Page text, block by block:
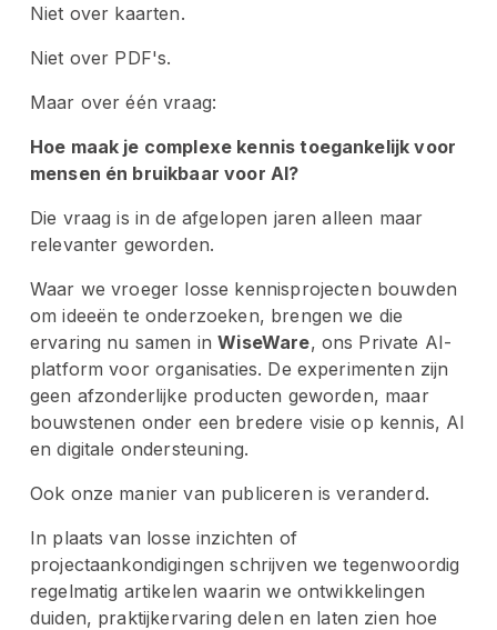
Niet over kaarten.
Niet over PDF's.
Maar over één vraag:
Hoe maak je complexe kennis toegankelijk voor
mensen én bruikbaar voor AI?
Die vraag is in de afgelopen jaren alleen maar
relevanter geworden.
Waar we vroeger losse kennisprojecten bouwden
om ideeën te onderzoeken, brengen we die
ervaring nu samen in WiseWare, ons Private AI-
platform voor organisaties. De experimenten zijn
geen afzonderlijke producten geworden, maar
bouwstenen onder een bredere visie op kennis, AI
en digitale ondersteuning.
Ook onze manier van publiceren is veranderd.
In plaats van losse inzichten of
projectaankondigingen schrijven we tegenwoordig
regelmatig artikelen waarin we ontwikkelingen
duiden, praktijkervaring delen en laten zien hoe